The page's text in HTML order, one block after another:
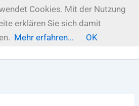
Cookies. Mit der Nutzung
erklären Sie sich damit
Mehr erfahren... OK